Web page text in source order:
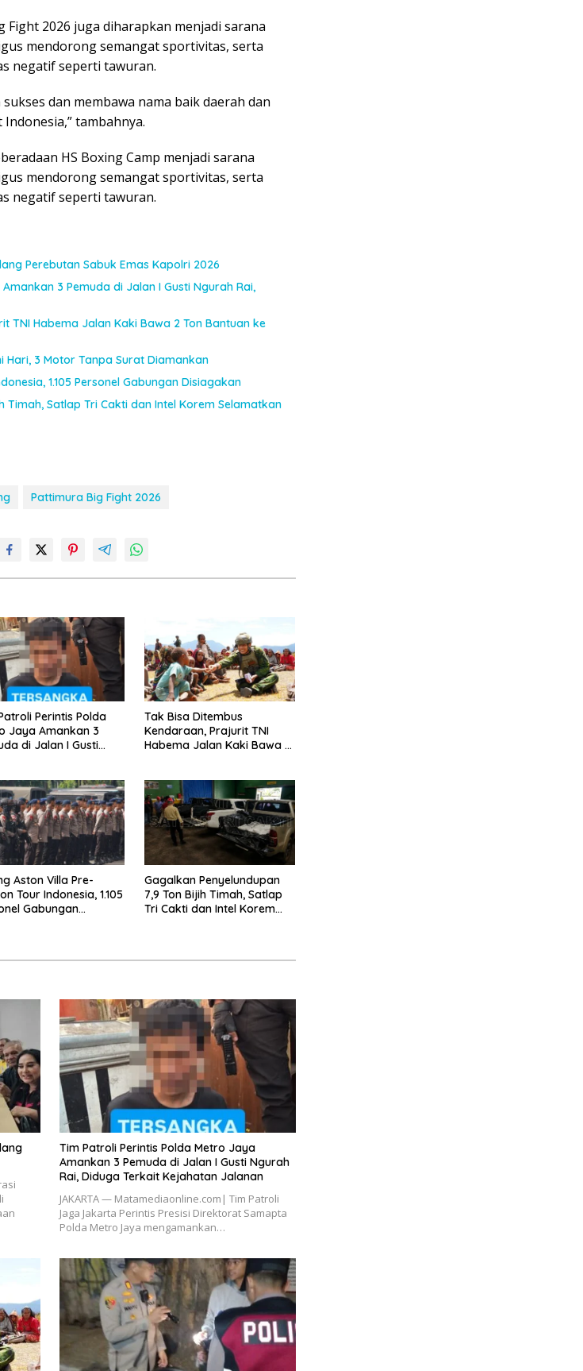
2026 juga diharapkan menjadi sarana
mendorong semangat sportivitas, serta
negatif seperti tawuran.
dan membawa nama baik daerah dan
tambahnya.
HS Boxing Camp menjadi sarana
mendorong semangat sportivitas, serta
negatif seperti tawuran.
Perebutan Sabuk Emas Kapolri 2026
3 Pemuda di Jalan I Gusti Ngurah Rai,
TNI Habema Jalan Kaki Bawa 2 Ton Bantuan ke
Hari, 3 Motor Tanpa Surat Diamankan
1.105 Personel Gabungan Disiagakan
Timah, Satlap Tri Cakti dan Intel Korem Selamatkan
Pattimura Big Fight 2026
Perintis Polda
Jaya Amankan 3
di Jalan I Gusti
Tak Bisa Ditembus
Kendaraan, Prajurit TNI
Habema Jalan Kaki Bawa 2
Aston Villa Pre-
Tour Indonesia, 1.105
Gabungan
Gagalkan Penyelundupan
7,9 Ton Bijih Timah, Satlap
Tri Cakti dan Intel Korem
Tim Patroli Perintis Polda Metro Jaya
Amankan 3 Pemuda di Jalan I Gusti Ngurah
Rai, Diduga Terkait Kejahatan Jalanan
JAKARTA — Matamediaonline.com| Tim Patroli
Jaga Jakarta Perintis Presisi Direktorat Samapta
Polda Metro Jaya mengamankan…